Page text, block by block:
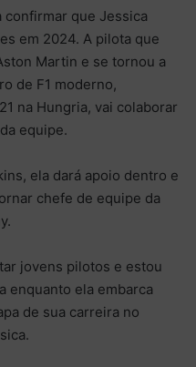
que Jessica
em 2024. A pilota que
Martin e se tornou a
de F1 moderno,
na Hungria, vai colaborar
equipe.
ela dará apoio dentro e
chefe de equipe da
jovens pilotos e estou
enquanto ela embarca
de sua carreira no